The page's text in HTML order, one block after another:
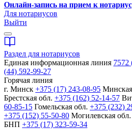
Онлайн-запись на прием к
Для нотариусов
Выйти
Раздел для нотариусов
Единая информационная линия
(44) 592-99-27
Горячая линия
г. Минск +375 (17) 243-08-95
Брестская обл. +375 (162) 52-14-57
60-85-15 Гомельская обл. +375 (232)
+375 (152) 55-50-80 Могилевская обл.
БНП +375 (17) 323-59-34